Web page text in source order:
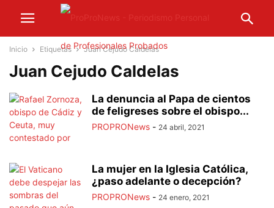
Inicio Etiquetas Juan Cejudo Caldelas
Juan Cejudo Caldelas
La denuncia al Papa de cientos
de feligreses sobre el obispo...
PROPRONews - 24 abril, 2021
La mujer en la Iglesia Católica,
¿paso adelante o decepción?
PROPRONews - 24 enero, 2021